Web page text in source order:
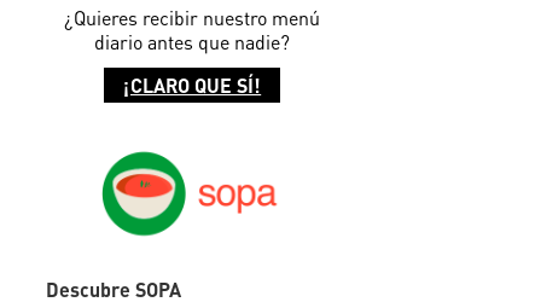
¿Quieres recibir nuestro menú
diario antes que nadie?
¡CLARO QUE SÍ!
Descubre SOPA